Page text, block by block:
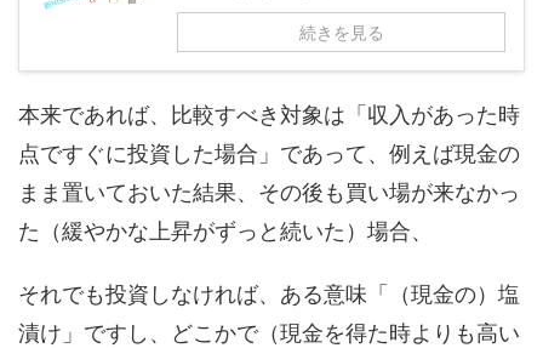
続きを見る
本来であれば、比較すべき対象は「収入があった時
点ですぐに投資した場合」であって、例えば現金の
まま置いておいた結果、その後も買い場が来なかっ
た（緩やかな上昇がずっと続いた）場合、
それでも投資しなければ、ある意味「（現金の）塩
漬け」ですし、どこかで（現金を得た時よりも高い